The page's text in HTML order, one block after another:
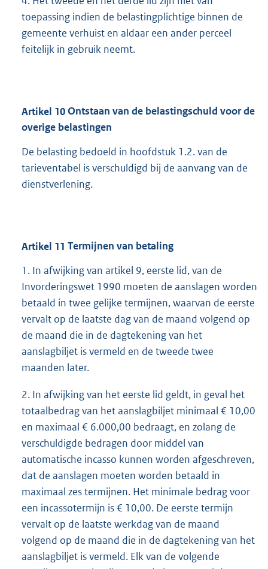
toepassing indien de belastingplichtige binnen de
gemeente verhuist en aldaar een ander perceel
feitelijk in gebruik neemt.
Artikel 10Ontstaan van de belastingschuld voor de
overige belastingen
De belasting bedoeld in hoofdstuk 1.2. van de
tarieventabel is verschuldigd bij de aanvang van de
dienstverlening.
Artikel 11 Termijnen van betaling
1. In afwijking van artikel 9, eerste lid, van de
Invorderingswet 1990 moeten de aanslagen worden
betaald in twee gelijke termijnen, waarvan de eerste
vervalt op de laatste dag van de maand volgend op
de maand die in de dagtekening van het
aanslagbiljet is vermeld en de tweede twee
maanden later.
2. In afwijking van het eerste lid geldt, in geval het
totaalbedrag van het aanslagbiljet minimaal € 10,00
en maximaal € 6.000,00 bedraagt, en zolang de
verschuldigde bedragen door middel van
automatische incasso kunnen worden afgeschreven,
dat de aanslagen moeten worden betaald in
maximaal zes termijnen. Het minimale bedrag voor
een incassotermijn is € 10,00. De eerste termijn
vervalt op de laatste werkdag van de maand
volgend op de maand die in de dagtekening van het
aanslagbiljet is vermeld. Elk van de volgende